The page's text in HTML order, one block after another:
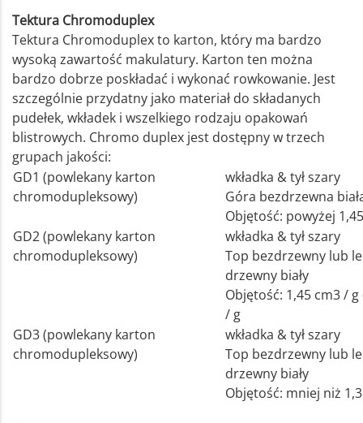
Tektura Chromoduplex
Tektura Chromoduplex to karton, który ma bardzo
wysoką zawartość makulatury. Karton ten można
bardzo dobrze poskładać i wykonać rowkowanie. Jest
szczególnie przydatny jako materiał do składanych
pudełek, wkładek i wszelkiego rodzaju opakowań
blistrowych. Chromo duplex jest dostępny w trzech
grupach jakości:
GD1 (powlekany karton
chromodupleksowy)
wkładka & tył szary
Góra bezdrzewna
Objętość: powyżej
GD2 (powlekany karton
chromodupleksowy)
wkładka & tył szary
Top bezdrzewny lub
drzewny biały
Objętość: 1,45 cm3 / g
/ g
GD3 (powlekany karton
chromodupleksowy)
wkładka & tył szary
Top bezdrzewny lub
drzewny biały
Objętość: mniej niż